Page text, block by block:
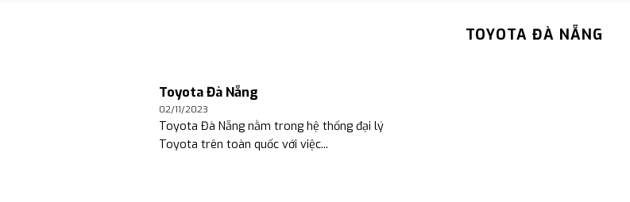
TOYOTA ĐÀ NẴNG
Toyota Đà Nẵng
02/11/2023
Toyota Đà Nẵng nằm trong hệ thống đại lý
Toyota trên toàn quốc với việc...